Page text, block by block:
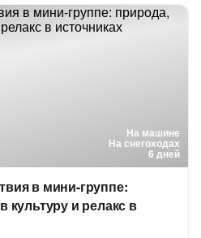
На машине
На снегоходах
6 дней
в мини-группе:
культуру и релакс в